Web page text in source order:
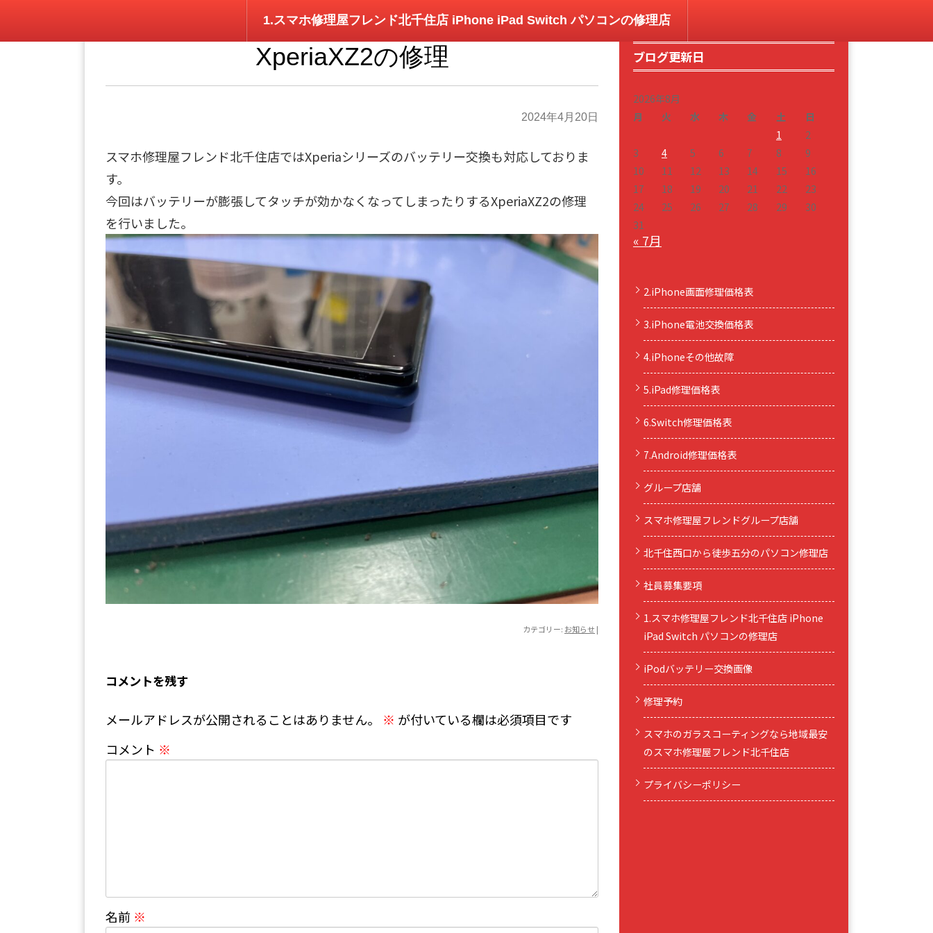
1.スマホ修理屋フレンド北千住店 iPhone iPad Switch パソコンの修理店
XperiaXZ2の修理
2024年4月20日
スマホ修理屋フレンド北千住店ではXperiaシリーズのバッテリー交換も対応しておりま
す。
今回はバッテリーが膨張してタッチが効かなくなってしまったりするXperiaXZ2の修理
を行いました。
カテゴリー: お知らせ |
コメントを残す
メールアドレスが公開されることはありません。 ※ が付いている欄は必須項目です
コメント ※
名前 ※
ブログ更新日
2026年8月
月
火 水 木 金 土
日
1
2
3
4 5 6 7 8
9
10
11 12 13 14 15
16
17
18 19 20 21 22
23
24
25 26 27 28 29
30
31
« 7月
2.iPhone画面修理価格表
3.iPhone電池交換価格表
4.iPhoneその他故障
5.iPad修理価格表
6.Switch修理価格表
7.Android修理価格表
グループ店舗
スマホ修理屋フレンドグループ店舗
北千住西口から徒歩五分のパソコン修理店
社員募集要項
1.スマホ修理屋フレンド北千住店 iPhone
iPad Switch パソコンの修理店
iPodバッテリー交換画像
修理予約
スマホのガラスコーティングなら地域最安
のスマホ修理屋フレンド北千住店
プライバシーポリシー